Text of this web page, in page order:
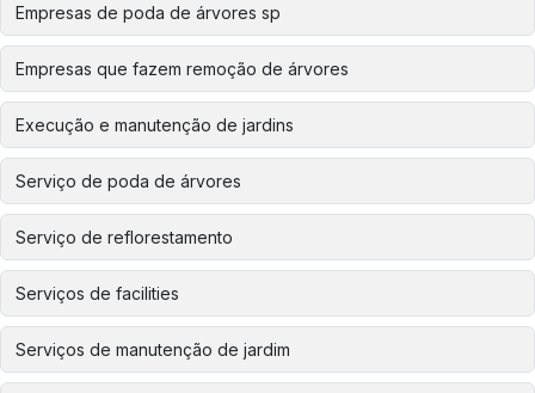
Empresas de poda de árvores sp
Empresas que fazem remoção de árvores
Execução e manutenção de jardins
Serviço de poda de árvores
Serviço de reflorestamento
Serviços de facilities
Serviços de manutenção de jardim